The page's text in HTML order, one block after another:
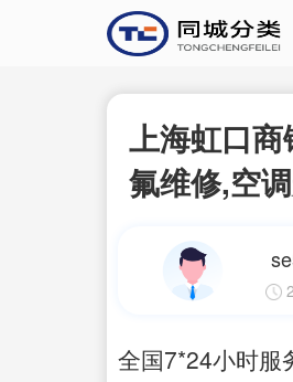
上海虹口
氟维修,空
全国7*24小时